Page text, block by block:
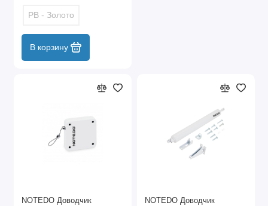
PB - Золото
В корзину
NOTEDO Доводчик
NOTEDO Доводчик